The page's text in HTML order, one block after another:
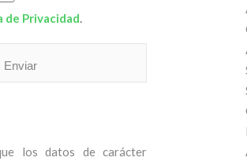
de Privacidad.
los datos de carácter